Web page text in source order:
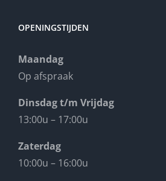
OPENINGSTIJDEN
Maandag
Op afspraak
Dinsdag t/m Vrijdag
13:00u – 17:00u
Zaterdag
10:00u – 16:00u